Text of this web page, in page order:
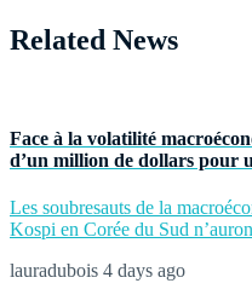
Related News
Face à la volatilité
d’un million de dollars pour
Les soubresauts de la
Kospi en Corée du Sud
lauradubois 4 days ago